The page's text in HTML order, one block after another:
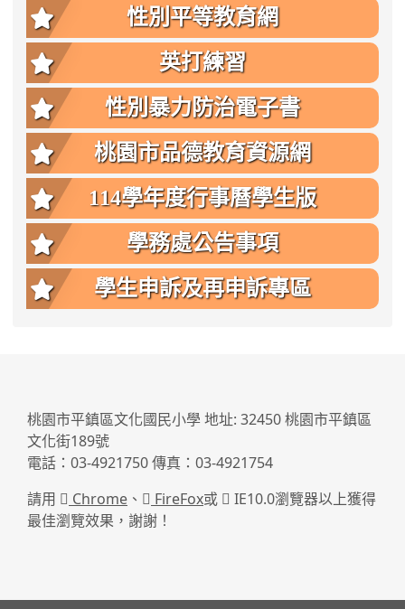
性別平等教育網
英打練習
性別暴力防治電子書
桃園市品德教育資源網
114學年度行事曆學生版
學務處公告事項
學生申訴及再申訴專區
桃園市平鎮區文化國民小學 地址: 32450 桃園市平鎮區
文化街189號
電話：03-4921750 傳真：03-4921754
請用
Chrome 、 FireFox或
IE10.0瀏覽器以上獲得
最佳瀏覽效果，謝謝！